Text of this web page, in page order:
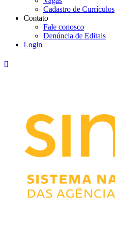
Cadastro de Currículos
Contato
Fale conosco
Denúncia de Editais
Login